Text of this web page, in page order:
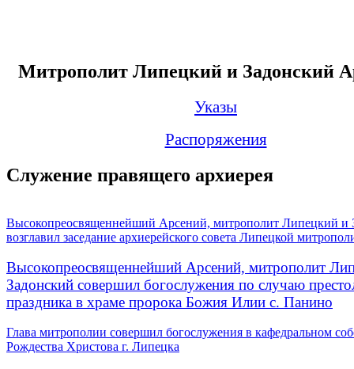
Митрополит Липецкий и Задонский
Указы
Распоряжения
Служение правящего архиерея
Высокопреосвященнейший Арсений, митрополит Липецкий и
возглавил заседание архиерейского совета Липецкой
Высокопреосвященнейший Арсений, митрополит
Задонский совершил богослужения по случаю
праздника в храме пророка Божия Илии с. Панино
Глава митрополии совершил богослужения в кафедральном
Рождества Христова г. Липецка